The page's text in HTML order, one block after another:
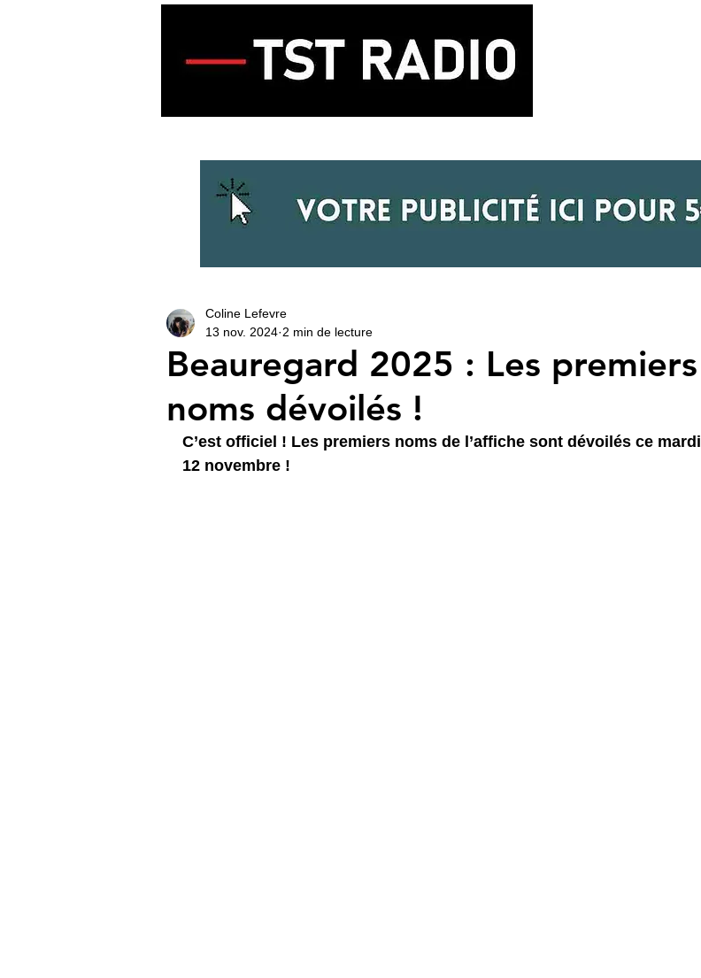
Beauregard 2025 : Les premiers
noms dévoilés !
Coline Lefevre
13 nov. 2024 2 min de lecture
C’est officiel ! Les premiers noms de l’affiche sont dévoilés ce mardi
12 novembre !